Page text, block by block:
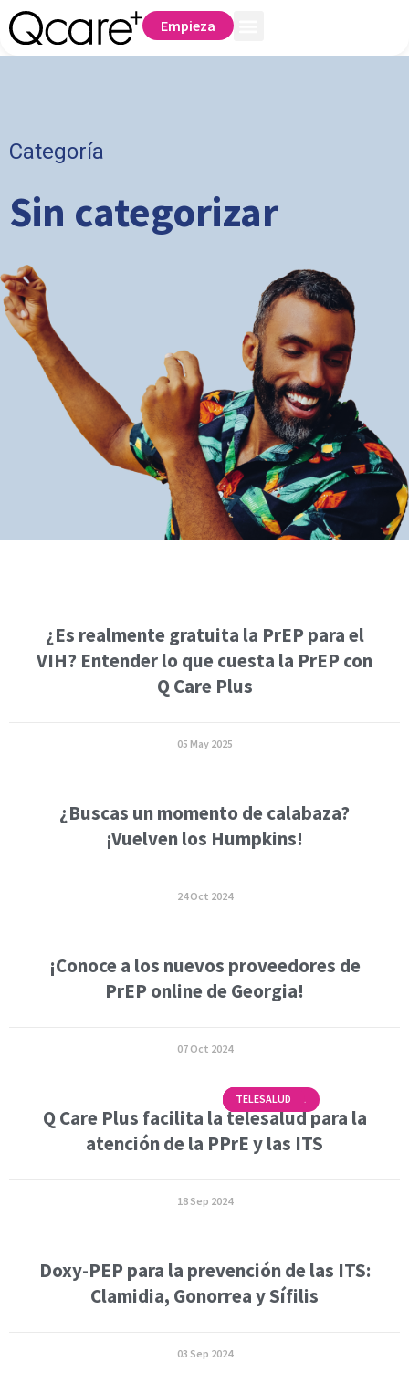
Empieza
Categoría
Sin categorizar
¿Es realmente gratuita la PrEP para el
VIH? Entender lo que cuesta la PrEP con
Q Care Plus
05 May 2025
¿Buscas un momento de calabaza?
¡Vuelven los Humpkins!
24 Oct 2024
¡Conoce a los nuevos proveedores de
PrEP online de Georgia!
07 Oct 2024
Q Care Plus facilita la telesalud para la
atención de la PPrE y las ITS
SALUD SEXUAL
TELEPREP
TELESALUD
18 Sep 2024
Doxy-PEP para la prevención de las ITS:
Clamidia, Gonorrea y Sífilis
03 Sep 2024